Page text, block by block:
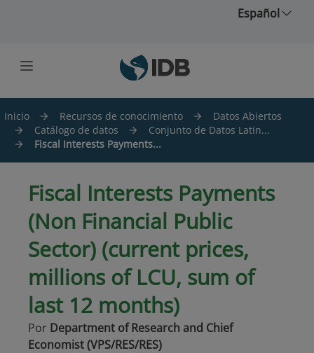
Español
Inicio Recursos de conocimiento
Datos Abiertos
Catálogo de datos
Conjunto de Datos Latin...
Fiscal Interests Payments...
Fiscal Interests Payments
(Non Financial Public
Sector) (current prices,
millions of LCU, sum of
last 12 months)
Por Department of Research and Chief
Economist (VPS/RES/RES)